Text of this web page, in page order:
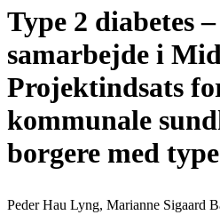
Type 2 diabetes
samarbejde i
Projektindsats
kommunale
borgere med
Peder Hau Lyng, Marianne Sigaard